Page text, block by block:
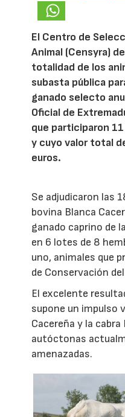
El Centro de
Animal (Censyra)
totalidad de los
subasta pública
ganado selecto
Oficial de
que participaron
y cuyo valor total
euros.
Se adjudicaron las
bovina Blanca
ganado caprino de
en 6 lotes de 8
uno, animales que
de Conservación
El excelente
supone un impulso
Cacereña y la
autóctonas
amenazadas.